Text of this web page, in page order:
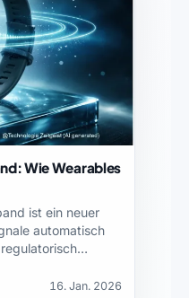
Wie Wearables
ist ein neuer
automatisch
16. Jan. 2026